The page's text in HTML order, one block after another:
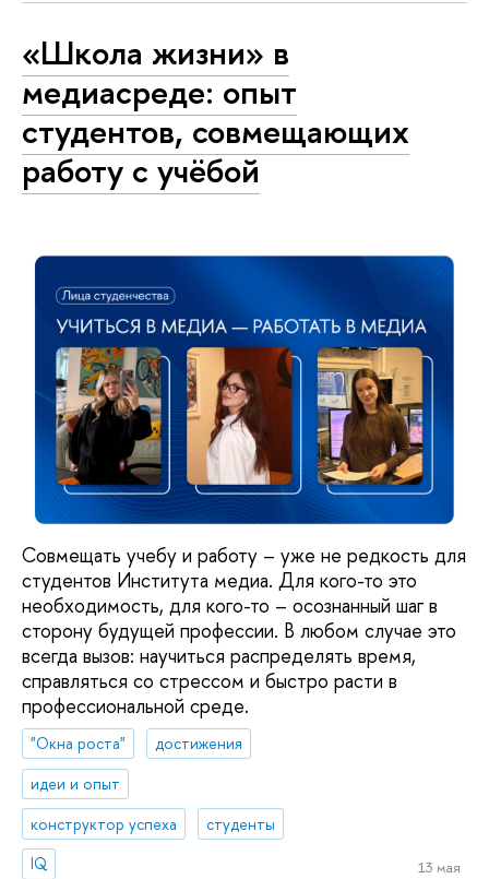
«Школа жизни» в
медиасреде: опыт
студентов, совмещающих
работу с учёбой
Совмещать учебу и работу – уже не редкость для
студентов Института медиа. Для кого-то это
необходимость, для кого-то – осознанный шаг в
сторону будущей профессии. В любом случае это
всегда вызов: научиться распределять время,
справляться со стрессом и быстро расти в
профессиональной среде.
"Окна роста"
достижения
идеи и опыт
конструктор успеха
студенты
IQ
13 мая